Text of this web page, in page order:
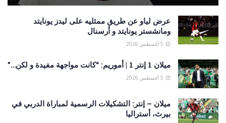
عرض لياو عن طريق ممثليه على ليدز يونايتد
ومانشستر يونايتد و أرسنال
ميلان 1 إنتر 1 | أموريم: “كانت مواجهة مفيدة و لكن…”
ميلان – إنتر: التشكيلات الرسمية لمباراة الدربي في
بيرث، أستراليا